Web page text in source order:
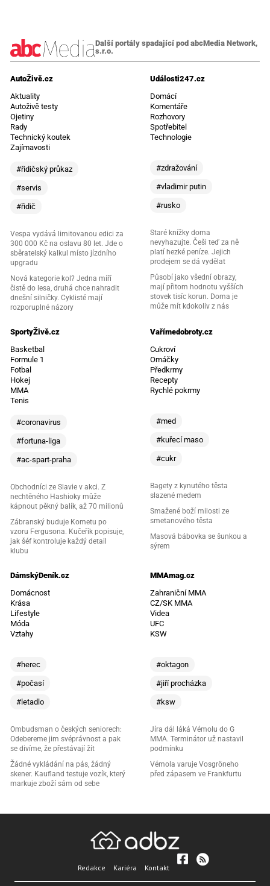
Další portály spadající pod abcMedia Network,
s.r.o.
AutoŽivě.cz
Aktuality
Autoživě testy
Ojetiny
Rady
Technický koutek
Zajímavosti
#řidičský průkaz
#servis
#řidič
Vespa vydává limitovanou edici za
300 000 Kč na oslavu 80 let. Jde o
sběratelský kalkul místo jízdního
upgradu
Nová kategorie kol? Jedna míří
čistě do lesa, druhá chce nahradit
dnešní silničky. Cyklisté mají
rozporuplné názory
Události247.cz
Domácí
Komentáře
Rozhovory
Spotřebitel
Technologie
#zdražování
#vladimir putin
#rusko
Staré knížky doma
nevyhazujte. Češi teď za ně
platí hezké peníze. Jejich
prodejem se dá vydělat
Působí jako všední obrazy,
mají přitom hodnotu vyšších
stovek tisíc korun. Doma je
může mít kdokoliv z nás
SportyŽivě.cz
Basketbal
Formule 1
Fotbal
Hokej
MMA
Tenis
#coronavirus
#fortuna-liga
#ac-spart-praha
Obchodníci ze Slavie v akci. Z
nechtěného Hashioky může
kápnout pěkný balík, až 70 milionů
Zábranský buduje Kometu po
vzoru Fergusona. Kučeřík popisuje,
jak šéf kontroluje každý detail
klubu
Vařímedobroty.cz
Cukroví
Omáčky
Předkrmy
Recepty
Rychlé pokrmy
#med
#kuřecí maso
#cukr
Bagety z kynutého těsta
slazené medem
Smažené boží milosti ze
smetanového těsta
Masová bábovka se šunkou a
sýrem
DámskýDeník.cz
Domácnost
Krása
Lifestyle
Móda
Vztahy
#herec
#počasí
#letadlo
Ombudsman o českých seniorech:
Odebereme jim svéprávnost a pak
se divíme, že přestávají žít
Žádné vykládání na pás, žádný
skener. Kaufland testuje vozík, který
markuje zboží sám od sebe
MMAmag.cz
Zahraniční MMA
CZ/SK MMA
Videa
UFC
KSW
#oktagon
#jiří procházka
#ksw
Jíra dál láká Vémolu do G
MMA. Terminátor už nastavil
podmínku
Vémola varuje Vosgröneho
před zápasem ve Frankfurtu
Redakce Kariéra Kontakt